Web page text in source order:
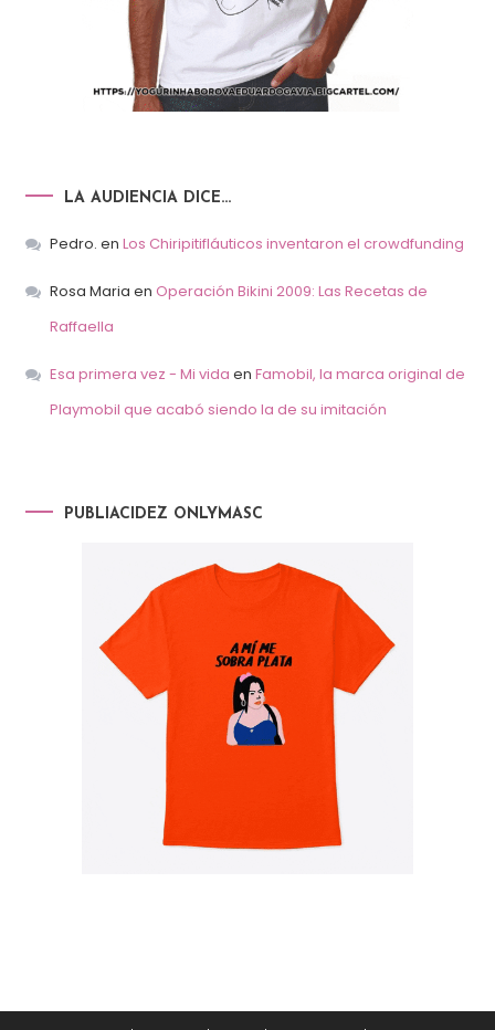
LA AUDIENCIA DICE…
Pedro. en Los Chiripitifláuticos inventaron el crowdfunding
Rosa Maria en Operación Bikini 2009: Las Recetas de
Raffaella
Esa primera vez - Mi vida en Famobil, la marca original de
Playmobil que acabó siendo la de su imitación
PUBLIACIDEZ ONLYMASC